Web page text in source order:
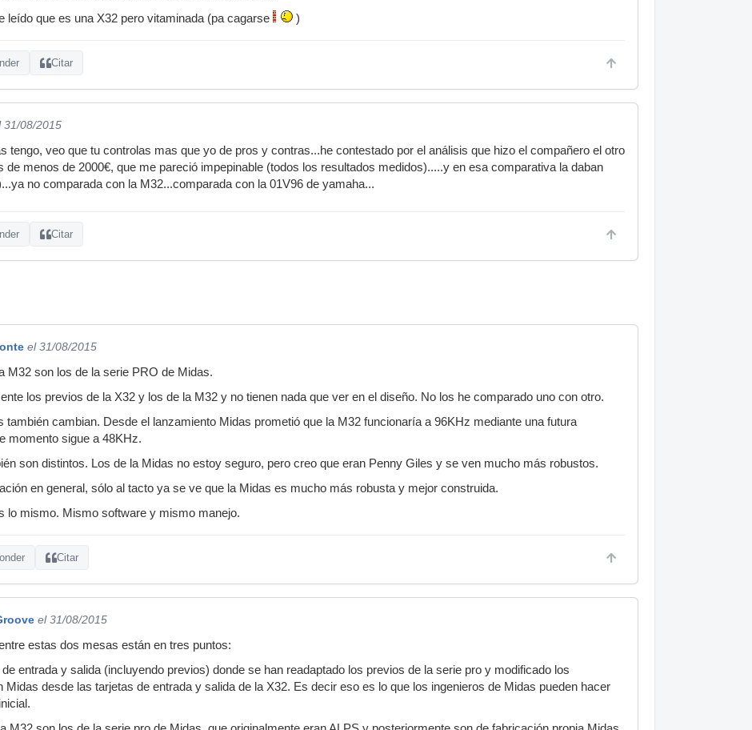
leído que es una X32 pero vitaminada (pa cagarse
)
Citar
31/08/2015
tengo, veo que tu controlas mas que yo de pros y contras...he contestado por el análisis que hizo el compañero el otro
de menos de 2000€, que me pareció impepinable (todos los resultados medidos).....y en esa comparativa la daban
no comparada con la M32...comparada con la 01V96 de yamaha...
Citar
el 31/08/2015
M32 son los de la serie PRO de Midas.
los previos de la X32 y los de la M32 y no tienen nada que ver en el diseño. No los he comparado uno con otro.
también cambian. Desde el lanzamiento Midas prometió que la M32 funcionaría a 96KHz mediante una futura
momento sigue a 48KHz.
son distintos. Los de la Midas no estoy seguro, pero creo que eran Penny Giles y se ven mucho más robustos.
en general, sólo al tacto ya se ve que la Midas es mucho más robusta y mejor construida.
lo mismo. Mismo software y mismo manejo.
Citar
el 31/08/2015
estas dos mesas están en tres puntos:
entrada y salida (incluyendo previos) donde se han readaptado los previos de la serie pro y modificado los
Midas desde las tarjetas de entrada y salida de la X32. Es decir eso es lo que los ingenieros de Midas pueden hacer